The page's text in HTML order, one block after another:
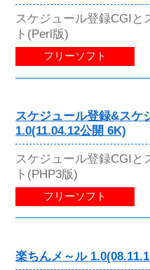
スケジュール登録CGIと
ト(Perl版)
フリーソフト
スケジュール登録&スケ
1.0(11.04.12公開 6K)
スケジュール登録CGIと
ト(PHP3版)
フリーソフト
楽ちんメ～ル